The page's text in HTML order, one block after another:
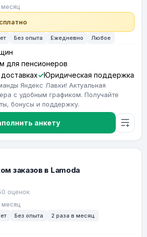
месяц
Без опыта Ежедневно Любое
для пенсионеров
Юридическая поддержка
Яндекс Лавки! Актуальная
с удобным графиком. Получайте
бонусы и поддержку.
анкету
заказов в Lamoda
оценок
месяц
Без опыта
2 раза в месяц